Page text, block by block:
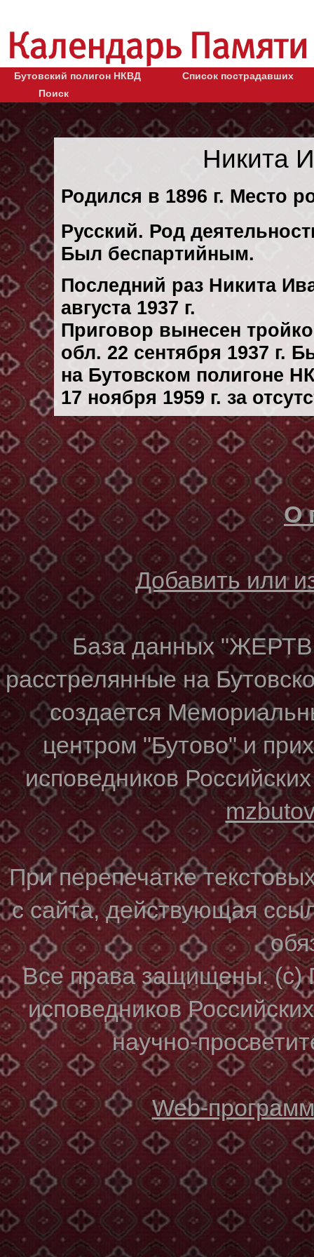
Бутовский полигон НКВД
Список пострадавших
Поиск
Никита
Родился в 1896 г. Место
Русский. Род
Был беспартийным.
Последний раз Никита
августа 1937 г.
Приговор вынесен
обл. 22 сентября 1937 г.
на Бутовском полигоне
17 ноября 1959 г. за
О
Добавить или
База данных
расстрелянные на
создается
центром "Бутово" и
исповедников
При перепечатке
с сайта, действующая
Все права защищены. (с)
исповедников
научно-
Web-